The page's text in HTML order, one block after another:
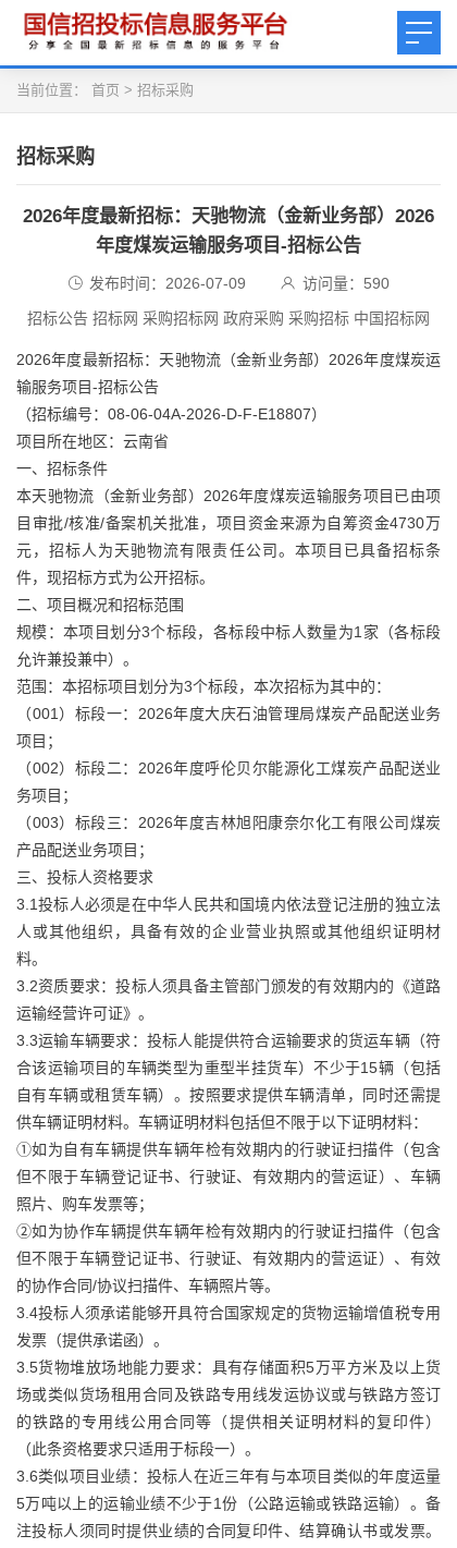
当前位置： 首页 > 招标采购
招标采购
2026年度最新招标：天驰物流（金新业务部）2026
年度煤炭运输服务项目‑招标公告
发布时间：2026-07-09 访问量： 590
招标公告 招标网 采购招标网 政府采购 采购招标 中国招标网
2026年度最新招标：天驰物流（金新业务部）2026年度煤炭运
输服务项目‑招标公告
（招标编号：08‑06‑04A‑2026‑D‑F‑E18807）
项目所在地区：云南省
一、招标条件
本天驰物流（金新业务部）2026年度煤炭运输服务项目已由项
目审批/核准/备案机关批准，项目资金来源为自筹资金4730万
元，招标人为天驰物流有限责任公司。本项目已具备招标条
件，现招标方式为公开招标。
二、项目概况和招标范围
规模：本项目划分3个标段，各标段中标人数量为1家（各标段
允许兼投兼中）。
范围：本招标项目划分为3个标段，本次招标为其中的：
（001）标段一：2026年度大庆石油管理局煤炭产品配送业务
项目；
（002）标段二：2026年度呼伦贝尔能源化工煤炭产品配送业
务项目；
（003）标段三：2026年度吉林旭阳康奈尔化工有限公司煤炭
产品配送业务项目；
三、投标人资格要求
3.1投标人必须是在中华人民共和国境内依法登记注册的独立法
人或其他组织，具备有效的企业营业执照或其他组织证明材
料。
3.2资质要求：投标人须具备主管部门颁发的有效期内的《道路
运输经营许可证》。
3.3运输车辆要求：投标人能提供符合运输要求的货运车辆（符
合该运输项目的车辆类型为重型半挂货车）不少于15辆（包括
自有车辆或租赁车辆）。按照要求提供车辆清单，同时还需提
供车辆证明材料。车辆证明材料包括但不限于以下证明材料：
①如为自有车辆提供车辆年检有效期内的行驶证扫描件（包含
但不限于车辆登记证书、行驶证、有效期内的营运证）、车辆
照片、购车发票等；
②如为协作车辆提供车辆年检有效期内的行驶证扫描件（包含
但不限于车辆登记证书、行驶证、有效期内的营运证）、有效
的协作合同/协议扫描件、车辆照片等。
3.4投标人须承诺能够开具符合国家规定的货物运输增值税专用
发票（提供承诺函）。
3.5货物堆放场地能力要求：具有存储面积5万平方米及以上货
场或类似货场租用合同及铁路专用线发运协议或与铁路方签订
的铁路的专用线公用合同等（提供相关证明材料的复印件）
（此条资格要求只适用于标段一）。
3.6类似项目业绩：投标人在近三年有与本项目类似的年度运量
5万吨以上的运输业绩不少于1份（公路运输或铁路运输）。备
注投标人须同时提供业绩的合同复印件、结算确认书或发票。